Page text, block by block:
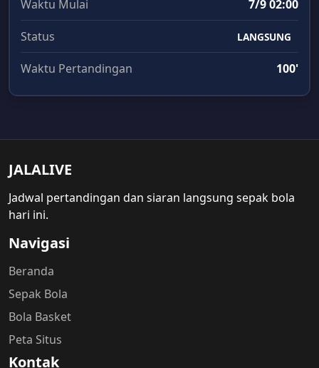
Waktu Mulai 7/9 02:00
Status LANGSUNG
Waktu Pertandingan 100'
JALALIVE
Jadwal pertandingan dan siaran langsung sepak bola
hari ini.
Navigasi
Beranda
Sepak Bola
Bola Basket
Peta Situs
Kontak